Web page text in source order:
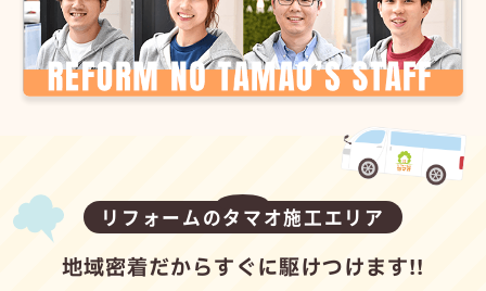
リフォームのタマオ施工エリア
地域密着だからすぐに駆けつけます!!